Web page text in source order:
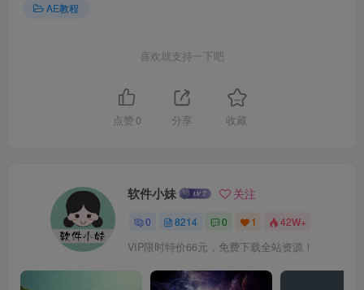
AE教程
喜欢就支持一下吧
点赞 0 分享 收藏
软件小妹 关注
0 8214 0 1 42W+
VIP限时特价66元，免费下载全站资源！